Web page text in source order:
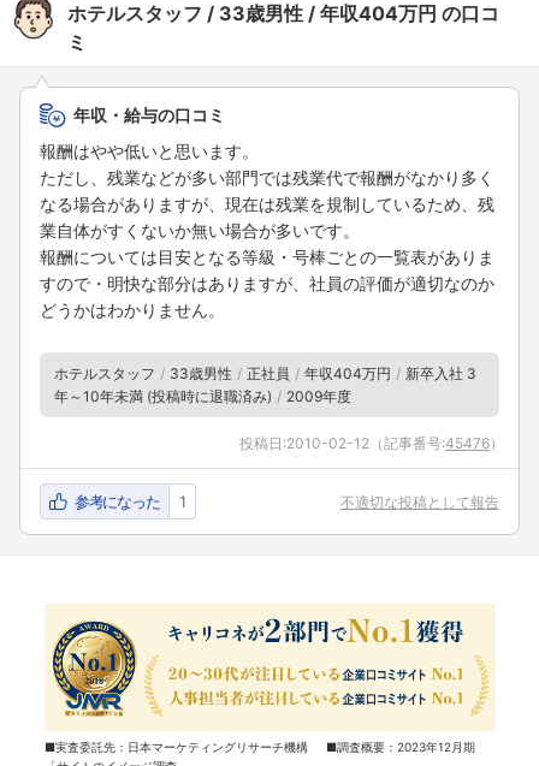
ホテルスタッフ 33歳男性 年収404万円 の口コ
ミ
年収・給与の口コミ
報酬はやや低いと思います。
ただし、残業などが多い部門では残業代で報酬がなかり多く
なる場合がありますが、現在は残業を規制しているため、残
業自体がすくないか無い場合が多いです。
報酬については目安となる等級・号棒ごとの一覧表がありま
すので・明快な部分はありますが、社員の評価が適切なのか
どうかはわかりません。
ホテルスタッフ 33歳男性 正社員 年収404万円
新卒入社 3
年～10年未満 (投稿時に退職済み)
2009年度
投稿日:2010-02-12 （記事番号:45476）
参考になった 1 不適切な投稿として報告
■実査委託先：日本マーケティングリサーチ機構 ■調査概要：2023年12月期